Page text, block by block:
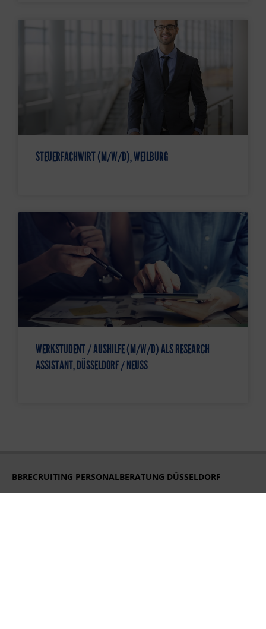
STEUERFACHWIRT (M/W/D), WEILBURG
WERKSTUDENT / AUSHILFE (M/W/D) ALS RESEARCH
ASSISTANT, DÜSSELDORF / NEUSS
BBRECRUITING PERSONALBERATUNG DÜSSELDORF